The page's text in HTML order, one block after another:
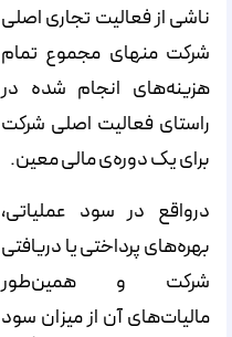
ناشی از فعالیت تجاری اصلی
شرکت منهای مجموع تمام
هزینه‌های انجام شده در
راستای فعالیت اصلی شرکت
برای یک دوره‌ی مالی معین.
درواقع در سود عملیاتی،
بهره‌های پرداختی یا دریافتی
شرکت و همین‌طور
مالیات‌های آن از میزان سود